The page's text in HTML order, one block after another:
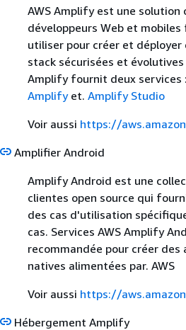
AWS Amplify est une solution
développeurs Web et
utiliser pour créer et
stack sécurisées et évolutives
Amplify fournit deux services :
Amplifyet. Amplify Studio
Voir aussi https://
Amplifier Android
Amplify Android est une
clientes open source qui
des cas d'utilisation
cas. Services AWS Amplify
recommandée pour créer des
natives alimentées par. AWS
Voir aussi https://
Hébergement Amplify